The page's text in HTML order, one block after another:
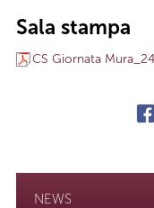
Sala stampa
CS Giornata
NEWS